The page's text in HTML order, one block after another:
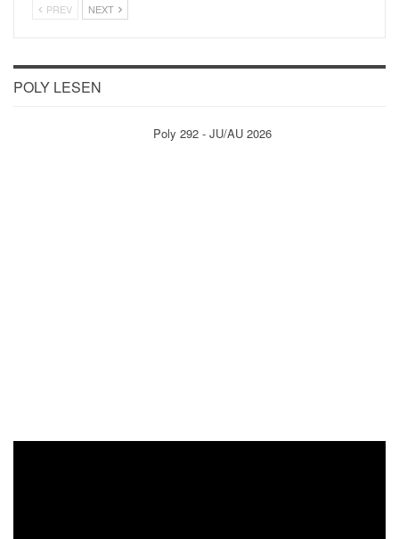
PREV NEXT
POLY LESEN
Poly 292 - JU/AU 2026